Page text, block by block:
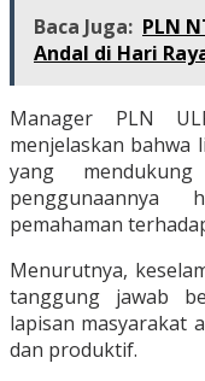
Baca Juga: PLN
Andal di Hari
Manager PLN
menjelaskan
yang
pemahaman
Menurutnya,
tanggung jawab
lapisan masyarakat
dan produktif.